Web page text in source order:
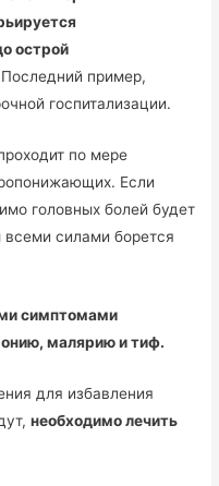
острой
Последний пример,
госпитализации.
по мере
Если
головных болей будет
силами борется
симптомами
малярию и тиф.
для избавления
необходимо лечить